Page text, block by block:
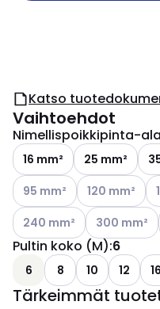
Katso
Vaihtoehdot
Nimellispoikkipinta-ala
16 mm² 25 mm²
Katso käytettävissä
95 mm² Katso
120 mm²
Katso käytettävissä
240 mm² Katso
300 mm²
Pultin koko (M):6
6 8 10 12 16
Tärkeimmät